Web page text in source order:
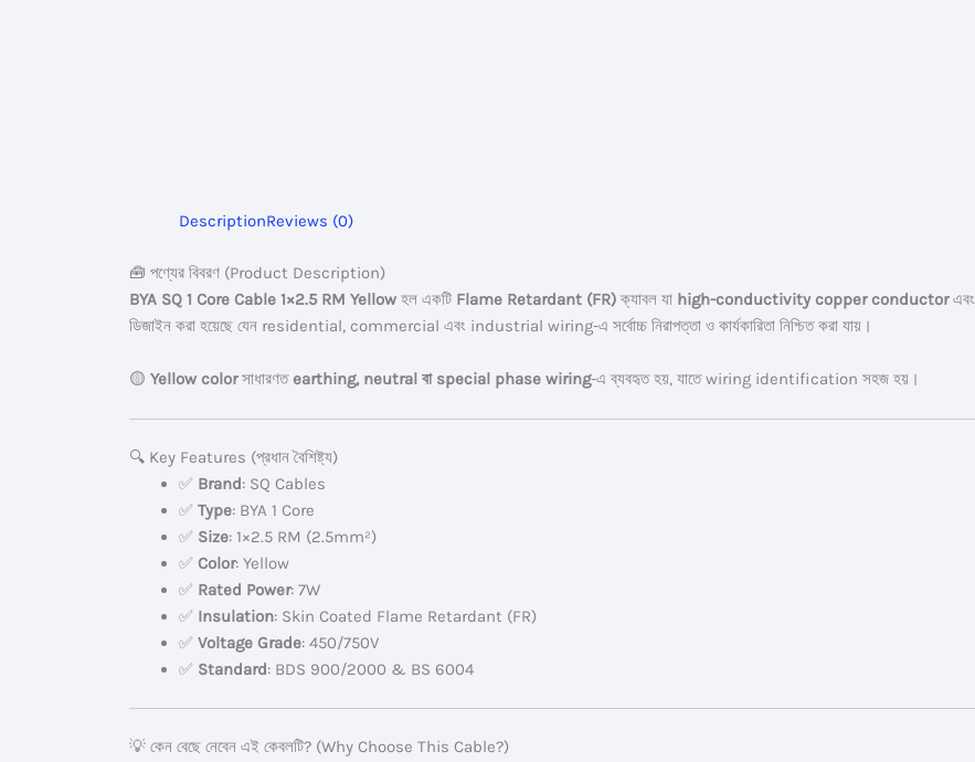
DescriptionReviews (0)
🧰 পণ্যের বিবরণ (Product Description)
BYA SQ 1 Core Cable 1×2.5 RM Yellow হল একটি Flame Retardant (FR)ক্যাবল যা high-conductivity copper conductorএবং
ডিজাইন করা হয়েছে যেন residential, commercial এবং industrial wiring-এ সর্বোচ্চ নিরাপত্তা ও কার্যকারিতা নিশ্চিত করা যায়।
🟡 Yellow colorসাধারণত earthing, neutral বা special phase wiring-এ ব্যবহৃত হয়, যাতে wiring identification সহজ হয়।
🔍 Key Features (প্রধান বৈশিষ্ট্য)
✅ Brand: SQ Cables
✅ Type: BYA 1 Core
✅ Size: 1×2.5 RM (2.5mm²)
✅ Color: Yellow
✅ Rated Power: 7W
✅ Insulation: Skin Coated Flame Retardant (FR)
✅ Voltage Grade: 450/750V
✅ Standard: BDS 900/2000 & BS 6004
💡 কেন বেছে নেবেন এই কেবলটি? (Why Choose This Cable?)